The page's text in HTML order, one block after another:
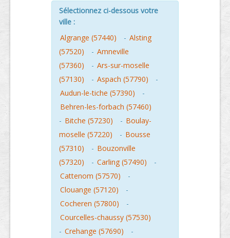
Sélectionnez ci-dessous votre
ville :
Algrange (57440)
- Alsting
(57520)
- Amneville
(57360)
- Ars-sur-moselle
(57130)
- Aspach (57790)
-
Audun-le-tiche (57390)
-
Behren-les-forbach (57460)
- Bitche (57230) - Boulay-
moselle (57220)
- Bousse
(57310)
- Bouzonville
(57320)
- Carling (57490)
-
Cattenom (57570)
-
Clouange (57120)
-
Cocheren (57800)
-
Courcelles-chaussy (57530)
- Crehange (57690)
-